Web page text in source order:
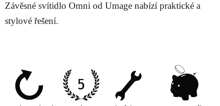
Závěsné svítidlo Omni od Umage nabízí praktické a
stylové řešení.